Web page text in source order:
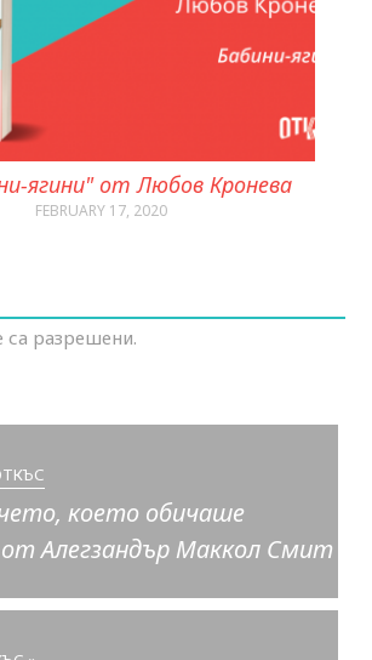
ягини" от Любов Кронева
FEBRUARY 17, 2020
са разрешени.
което обичаше
от Алегзандър Маккол Смит